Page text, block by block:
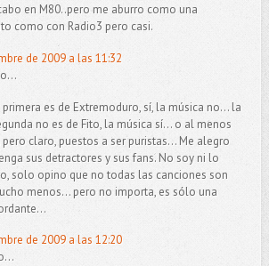
en M80..pero me aburro como una
como con Radio3 pero casi.
de 2009 a las 11:32
es de Extremoduro, sí, la música no... la
no es de Fito, la música sí... o al menos
claro, puestos a ser puristas... Me alegro
sus detractores y sus fans. No soy ni lo
solo opino que no todas las canciones son
menos... pero no importa, es sólo una
de 2009 a las 12:20